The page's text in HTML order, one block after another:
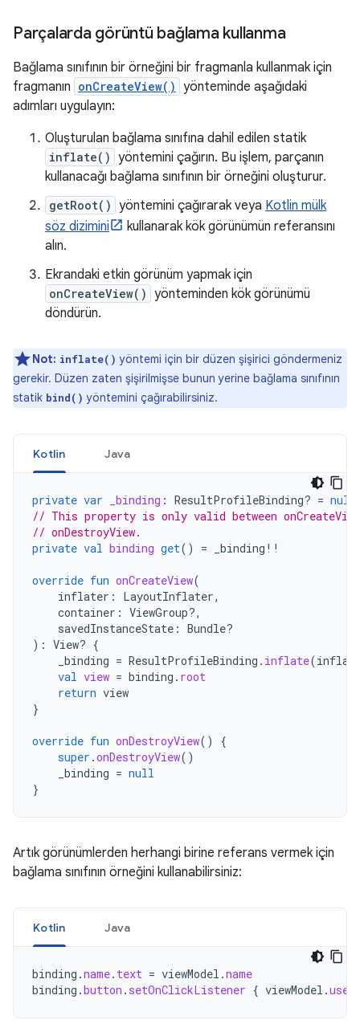
Parçalarda görüntü bağlama kullanma
Bağlama sınıfının bir örneğini bir fragmanla kullanmak için
fragmanın onCreateView() yönteminde aşağıdaki
adımları uygulayın:
Oluşturulan bağlama sınıfına dahil edilen statik
inflate() yöntemini çağırın. Bu işlem, parçanın
kullanacağı bağlama sınıfının bir örneğini oluşturur.
getRoot() yöntemini çağırarak veya Kotlin mülk
söz dizimini
kullanarak kök görünümün referansını
alın.
Ekrandaki etkin görünüm yapmak için
onCreateView() yönteminden kök görünümü
döndürün.
Not: inflate() yöntemi için bir düzen şişirici göndermeniz
gerekir. Düzen zaten şişirilmişse bunun yerine bağlama sınıfının
statik bind() yöntemini çağırabilirsiniz.
Kotlin Java
private var _binding : ResultProfileBinding? = null
// This property is only valid between
// onDestroyView.
private val binding get() = _binding !!
override fun onCreateView(
inflater : LayoutInflater,
container : ViewGroup?,
savedInstanceState : Bundle?
): View? {
_binding = ResultProfileBinding . inflate(
val view = binding . root
return view
}
override fun onDestroyView()
{
super .onDestroyView()
_binding = null
}
Artık görünümlerden herhangi birine referans vermek için
bağlama sınıfının örneğini kullanabilirsiniz:
Kotlin Java
binding .name. text = viewModel .name
binding .button . setOnClickListener { viewModel .